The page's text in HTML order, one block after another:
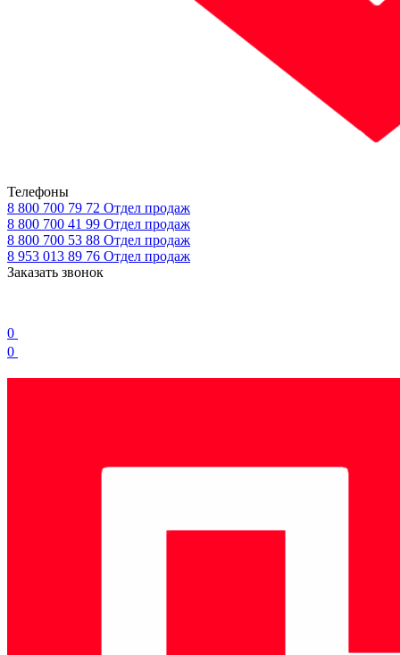
Телефоны
8 800 700 79 72 Отдел продаж
8 800 700 41 99 Отдел продаж
8 800 700 53 88 Отдел продаж
8 953 013 89 76 Отдел продаж
Заказать звонок
0
0